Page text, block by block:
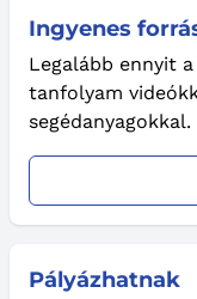
Ingyenes
Legalább ennyit
tanfolyam
segédanyagokkal.
Pályázhatnak